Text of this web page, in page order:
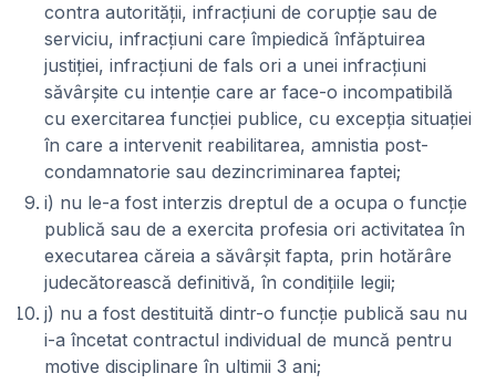
contra autorităţii, infracţiuni de corupţie sau de
serviciu, infracţiuni care împiedică înfăptuirea
justiţiei, infracţiuni de fals ori a unei infracţiuni
săvârşite cu intenţie care ar face-o incompatibilă
cu exercitarea funcţiei publice, cu excepţia situaţiei
în care a intervenit reabilitarea, amnistia post-
condamnatorie sau dezincriminarea faptei;
i) nu le-a fost interzis dreptul de a ocupa o funcţie
publică sau de a exercita profesia ori activitatea în
executarea căreia a săvârşit fapta, prin hotărâre
judecătorească definitivă, în condiţiile legii;
j) nu a fost destituită dintr-o funcţie publică sau nu
i-a încetat contractul individual de muncă pentru
motive disciplinare în ultimii 3 ani;